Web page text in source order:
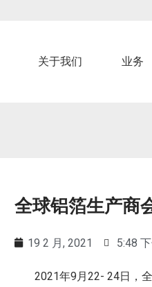
关于我们 业务
全球铝箔生产商
19 2 月, 2021 5:48
2021年9 月 22- 24日 ，